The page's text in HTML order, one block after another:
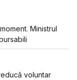
Ministrul
voluntar